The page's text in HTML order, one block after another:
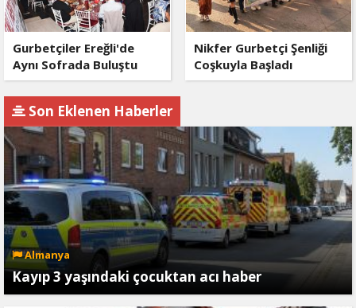
Gurbetçiler Ereğli'de
Aynı Sofrada Buluştu
Nikfer Gurbetçi Şenliği
Coşkuyla Başladı
Son Eklenen Haberler
Almanya
Kayıp 3 yaşındaki çocuktan acı haber